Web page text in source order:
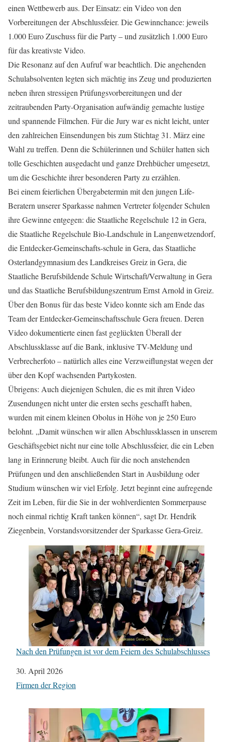
einen Wettbewerb aus. Der Einsatz: ein Video von den
Vorbereitungen der Abschlussfeier. Die Gewinnchance: jeweils
1.000 Euro Zuschuss für die Party – und zusätzlich 1.000 Euro
für das kreativste Video.
Die Resonanz auf den Aufruf war beachtlich. Die angehenden
Schulabsolventen legten sich mächtig ins Zeug und produzierten
neben ihren stressigen Prüfungsvorbereitungen und der
zeitraubenden Party-Organisation aufwändig gemachte lustige
und spannende Filmchen. Für die Jury war es nicht leicht, unter
den zahlreichen Einsendungen bis zum Stichtag 31. März eine
Wahl zu treffen. Denn die Schülerinnen und Schüler hatten sich
tolle Geschichten ausgedacht und ganze Drehbücher umgesetzt,
um die Geschichte ihrer besonderen Party zu erzählen.
Bei einem feierlichen Übergabetermin mit den jungen Life-
Beratern unserer Sparkasse nahmen Vertreter folgender Schulen
ihre Gewinne entgegen: die Staatliche Regelschule 12 in Gera,
die Staatliche Regelschule Bio-Landschule in Langenwetzendorf,
die Entdecker-Gemeinschafts-schule in Gera, das Staatliche
Osterlandgymnasium des Landkreises Greiz in Gera, die
Staatliche Berufsbildende Schule Wirtschaft/Verwaltung in Gera
und das Staatliche Berufsbildungszentrum Ernst Arnold in Greiz.
Über den Bonus für das beste Video konnte sich am Ende das
Team der Entdecker-Gemeinschaftsschule Gera freuen. Deren
Video dokumentierte einen fast geglückten Überall der
Abschlussklasse auf die Bank, inklusive TV-Meldung und
Verbrecherfoto – natürlich alles eine Verzweiflungstat wegen der
über den Kopf wachsenden Partykosten.
Übrigens: Auch diejenigen Schulen, die es mit ihren Video
Zusendungen nicht unter die ersten sechs geschafft haben,
wurden mit einem kleinen Obolus in Höhe von je 250 Euro
belohnt. „Damit wünschen wir allen Abschlussklassen in unserem
Geschäftsgebiet nicht nur eine tolle Abschlussfeier, die ein Leben
lang in Erinnerung bleibt. Auch für die noch anstehenden
Prüfungen und den anschließenden Start in Ausbildung oder
Studium wünschen wir viel Erfolg. Jetzt beginnt eine aufregende
Zeit im Leben, für die Sie in der wohlverdienten Sommerpause
noch einmal richtig Kraft tanken können“, sagt Dr. Hendrik
Ziegenbein, Vorstandsvorsitzender der Sparkasse Gera-Greiz.
Nach den Prüfungen ist vor dem Feiern des Schulabschlusses
Datum
30. April 2026
In Bezug auf
Firmen der Region